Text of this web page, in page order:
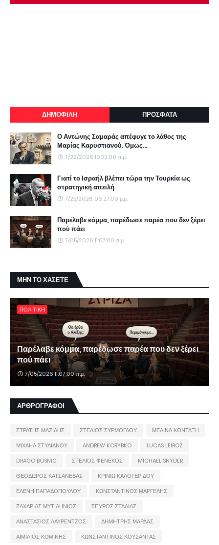
ΔΗΜΟΦΙΛΗ ΠΡΟΣΦΑΤΑ
Ο Αντώνης Σαμαράς απέφυγε το λάθος της
Μαρίας Καρυστιανού. Όμως...
7/22/2026 10:52:00 π.μ.
Γιατί το Ισραήλ βλέπει τώρα την Τουρκία ως
στρατηγική απειλή
7/25/2026 06:27:00 μ.μ.
Παρέλαβε κόμμα, παρέδωσε παρέα που δεν ξέρει
πού πάει
7/05/2026 11:07:00 π.μ.
ΜΗΝ ΤΟ ΧΑΣΕΤΕ
ΠΟΛΙΤΙΚΗ
Παρέλαβε κόμμα, παρέδωσε παρέα που δεν ξέρει
πού πάει
7/05/2026 11:07:00 π.μ.
ΑΡΘΡΟΓΡΑΦΟΙ
ΣΤΡΑΤΗΣ ΜΑΖΙΔΗΣ ΣΤΕΛΙΟΣ ΣΥΡΜΟΓΛΟΥ
ΜΕΛΙΝΑ ΚΟΝΤΑΞΗ
ΜΙΧΑΗΛ ΣΤΥΛΙΑΝΟΥ
ANDREW KORYBKO
LUCAS LEIROZ
DRAGO BOSNIC
ΣΤΕΛΙΟΣ ΦΕΝΕΚΟΣ
MICHAEL SNYDER
ΘΕΟΔΩΡΟΣ ΚΑΤΣΑΝΕΒΑΣ
ΚΡΙΝΙΩ ΚΑΛΟΓΕΡΙΔΟΥ
ΕΛΕΝΗ ΠΑΠΑΔΟΠΟΥΛΟΥ
ΚΩΝΣΤΑΝΤΙΝΟΣ ΜΑΡΓΕΛΗΣ
ΖΑΧΑΡΙΑΣ ΜΥΤΙΛΗΝΙΟΣ
ΣΠΥΡΟΣ ΣΤΑΛΙΑΣ
ΑΝΑΣΤΑΣΙΟΣ ΛΑΥΡΕΝΤΖΟΣ
ΔΗΜΗΤΡΗΣ ΜΑΡΔΑΣ
ΑΙΜΙΛΙΟΣ ΚΟΜΙΝΗΣ
ΚΩΝΣΤΑΝΤΙΝΟΣ ΚΟΥΣΑΝΤΑΣ